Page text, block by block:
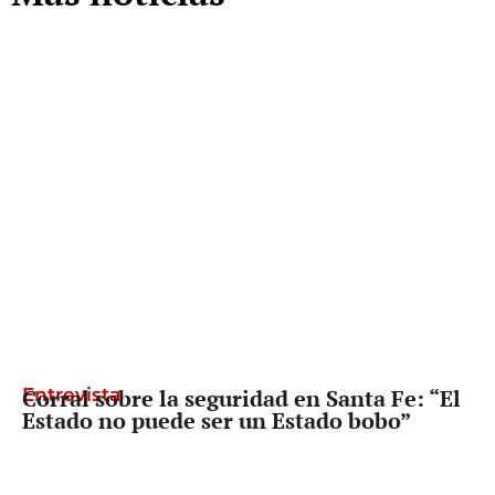
Entrevista
Corral sobre la seguridad en Santa Fe: “El
Estado no puede ser un Estado bobo”